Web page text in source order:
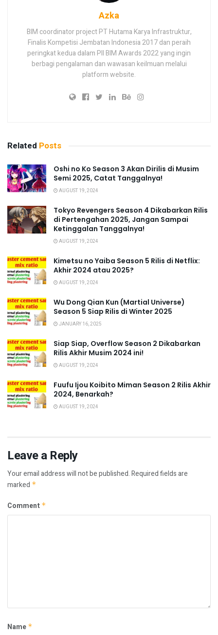
Azka
BIM coordinator project PT Hutama Karya Infrastruktur,
Finalis Kompetisi Jembatan Indonesia 2017 dan peraih
peringkat kedua dalam PII BIM Awards 2022 yang ingin
berbagi pengalaman dan wawasan keilmuan melalui
platform website.
Related Posts
Oshi no Ko Season 3 Akan Dirilis di Musim
Semi 2025, Catat Tanggalnya!
AUGUST 19, 2024
Tokyo Revengers Season 4 Dikabarkan Rilis
di Pertengahan 2025, Jangan Sampai
Ketinggalan Tanggalnya!
AUGUST 19, 2024
Kimetsu no Yaiba Season 5 Rilis di Netflix:
Akhir 2024 atau 2025?
AUGUST 19, 2024
Wu Dong Qian Kun (Martial Universe)
Season 5 Siap Rilis di Winter 2025
JANUARY 16, 2025
Siap Siap, Overflow Season 2 Dikabarkan
Rilis Akhir Musim 2024 ini!
AUGUST 19, 2024
Fuufu Ijou Koibito Miman Season 2 Rilis Akhir
2024, Benarkah?
AUGUST 19, 2024
Leave a Reply
Your email address will not be published.Required fields are
marked *
Comment *
Name *